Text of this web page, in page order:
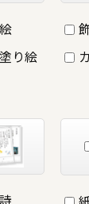
り絵